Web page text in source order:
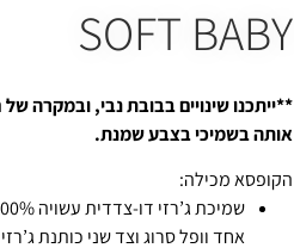
SOFT BABY
**ייתכנו שינויים בבובת נבי, ובמקרה
אותה בשמיכי בצבע שמנת.
הקופסא מכילה:
אחד וופל סרוג וצד שני כותנת